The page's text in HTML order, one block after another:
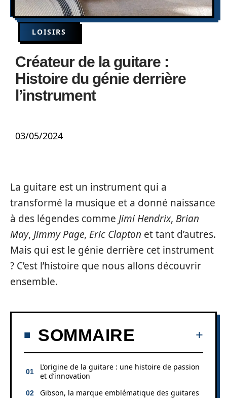
LOISIRS
Créateur de la guitare :
Histoire du génie derrière
l’instrument
03/05/2024
La guitare est un instrument qui a
transformé la musique et a donné naissance
à des légendes comme Jimi Hendrix, Brian
May, Jimmy Page, Eric Clapton et tant d’autres.
Mais qui est le génie derrière cet instrument
? C’est l’histoire que nous allons découvrir
ensemble.
SOMMAIRE
L’origine de la guitare : une histoire de passion
et d’innovation
Gibson, la marque emblématique des guitares